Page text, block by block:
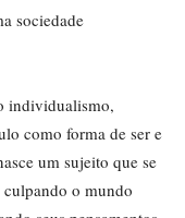
sociedade
individualismo,
como forma de ser e
um sujeito que se
culpando o mundo